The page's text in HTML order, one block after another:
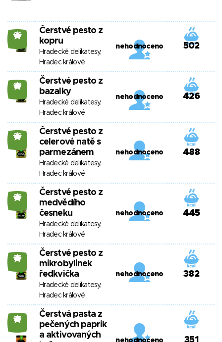
26
Čerstvé pesto z
kopru
Hradecké delikatesy,
Hradec králové
nehodnoceno 502
26
Čerstvé pesto z
bazalky
Hradecké delikatesy,
Hradec králové
nehodnoceno 426
26
Čerstvé pesto z
celerové natě s
parmezánem
Hradecké delikatesy,
Hradec králové
nehodnoceno 488
26
Čerstvé pesto z
medvědího
česneku
Hradecké delikatesy,
Hradec králové
nehodnoceno 445
26
Čerstvé pesto z
mikrobylinek
ředkvička
Hradecké delikatesy,
Hradec králové
nehodnoceno 382
26
Čerstvá pasta z
pečených paprik
a aktivovaných
nehodnoceno 351